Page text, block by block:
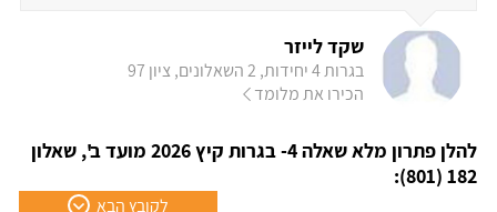
שקד לייזר
בגרות 4 יחידות, 2 השאלונים, ציון 97
הכירו את מלומד
להלן פתרון מלא שאלה 4- בגרות קיץ 2026 מועד ב', שאלון
182 (801):
לקובץ הבא